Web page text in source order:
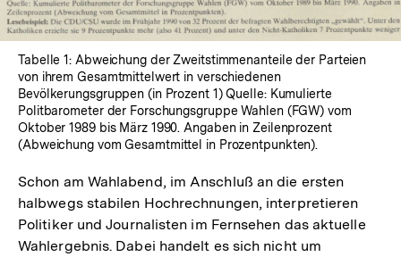
Tabelle 1: Abweichung der Zweitstimmenanteile der Parteien
von ihrem Gesamtmittelwert in verschiedenen
Bevölkerungsgruppen (in Prozent 1) Quelle: Kumulierte
Politbarometer der Forschungsgruppe Wahlen (FGW) vom
Oktober 1989 bis März 1990. Angaben in Zeilenprozent
(Abweichung vom Gesamtmittel in Prozentpunkten).
Schon am Wahlabend, im Anschluß an die ersten
halbwegs stabilen Hochrechnungen, interpretieren
Politiker und Journalisten im Fernsehen das aktuelle
Wahlergebnis. Dabei handelt es sich nicht um